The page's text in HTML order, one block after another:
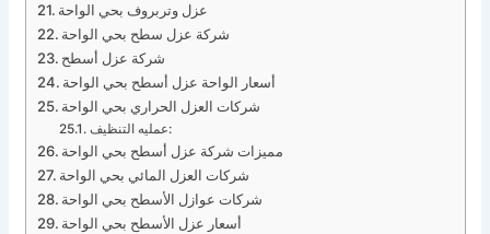
عزل وتربروف بحي الواحة
شركة عزل سطح بحي الواحة
شركة عزل أسطح
أسعار الواحة عزل أسطح بحي الواحة
شركات العزل الحراري بحي الواحة
عمليه التنظيف:
مميزات شركة عزل أسطح بحي الواحة
شركات العزل المائي بحي الواحة
شركات عوازل الأسطح بحي الواحة
أسعار عزل الأسطح بحي الواحة